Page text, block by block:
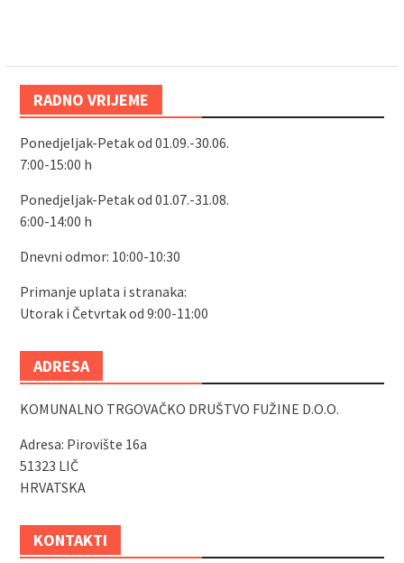
RADNO VRIJEME
Ponedjeljak-Petak od 01.09.-30.06.
7:00-15:00 h
Ponedjeljak-Petak od 01.07.-31.08.
6:00-14:00 h
Dnevni odmor: 10:00-10:30
Primanje uplata i stranaka:
Utorak i Četvrtak od 9:00-11:00
ADRESA
KOMUNALNO TRGOVAČKO DRUŠTVO FUŽINE D.O.O.
Adresa: Pirovište 16a
51323 LIČ
HRVATSKA
KONTAKTI